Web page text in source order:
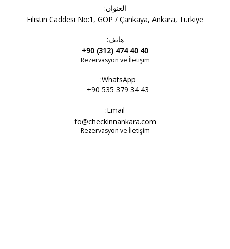
مستلزمات غرفة الاستحمام
غرفة استحمام
العنوان:
Filistin Caddesi No:1, GOP / Çankaya, Ankara, Türkiye
هاتف:
+90 (312) 474 40 40
Rezervasyon ve İletişim
WhatsApp:
+90 535 379 34 43
Email:
fo@checkinnankara.com
Rezervasyon ve İletişim